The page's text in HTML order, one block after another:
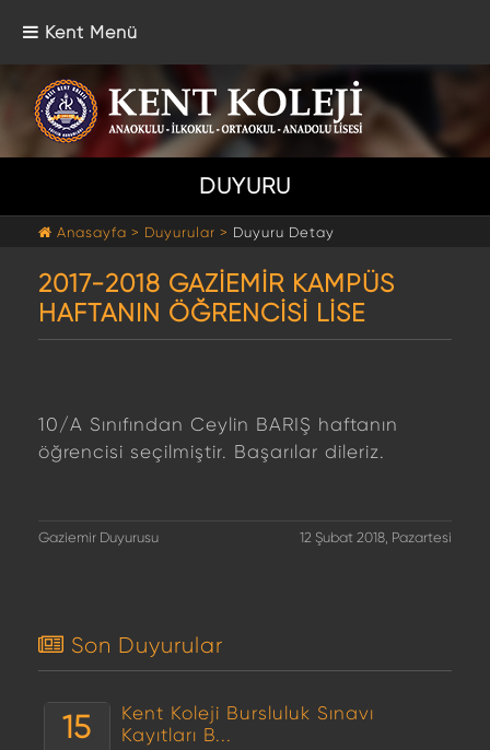
Kent Menü
DUYURU
Anasayfa > Duyurular > Duyuru Detay
2017-2018 GAZİEMİR KAMPÜS
HAFTANIN ÖĞRENCİSİ LİSE
10/A Sınıfından Ceylin BARIŞ haftanın
öğrencisi seçilmiştir. Başarılar dileriz.
Gaziemir Duyurusu 12 Şubat 2018, Pazartesi
Son Duyurular
15
Kent Koleji Bursluluk Sınavı
Kayıtları B...